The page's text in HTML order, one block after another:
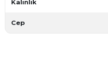
Kalınlık
Cep